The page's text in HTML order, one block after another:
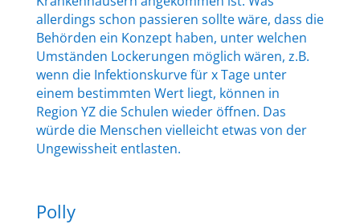
allerdings schon passieren sollte wäre, dass die
Behörden ein Konzept haben, unter welchen
Umständen Lockerungen möglich wären, z.B.
wenn die Infektionskurve für x Tage unter
einem bestimmten Wert liegt, können in
Region YZ die Schulen wieder öffnen. Das
würde die Menschen vielleicht etwas von der
Ungewissheit entlasten.
Polly